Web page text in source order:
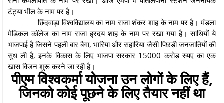
टंट्या भील के नाम पर है।
छिंदवाड़ा विश्वविद्यालय का नाम राजा शंकर शाह के नाम पर है। मंडला
मेडिकल कॉलेज का नाम राजा ह्रदय शाह के नाम पर रखा गया है। साथियों ये
भाजपाई है जिसने पहली बार बैगा, भारिया और सहारिया जैसी पिछड़ी जनजातियों की
सुध ली है, इनके विकास के लिए भाजपा सरकार 15000 करोड़ रुपए का एक
खास विजन शुरू करने जा रही है।
पीएम विश्वकर्मा योजना उन लोगों के लिए हैं,
जिनको कोई पूछने के लिए तैयार नहीं था